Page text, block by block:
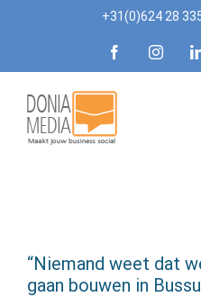
+31(0)624 28
Facebook
“Niemand weet dat
gaan bouwen in